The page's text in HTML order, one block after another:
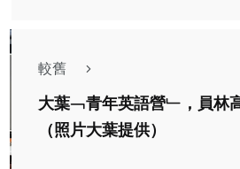
較舊
大葉﹁青年英語營﹂，員林
（照片大葉提供）